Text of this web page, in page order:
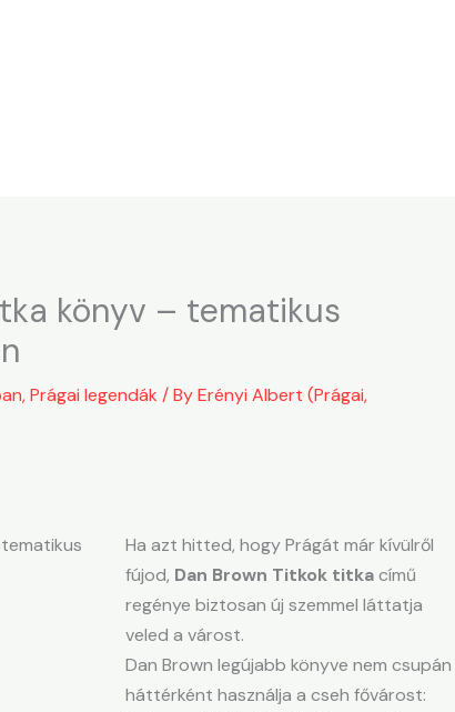
könyv – tematikus
,Prágai legendák / ByErényi Albert (Prágai,
Ha azt hitted, hogy Prágát már kívülről
fújod, Dan Brown Titkok titkacímű
regénye biztosan új szemmel láttatja
veled a várost.
Dan Brown legújabb könyve nem csupán
háttérként használja a cseh fővárost: